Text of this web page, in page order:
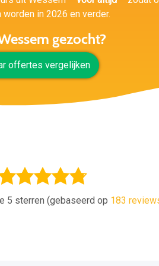
worden in 2026 en verder.
gezocht?
offertes vergelijken
5 sterren (gebaseerd op 183